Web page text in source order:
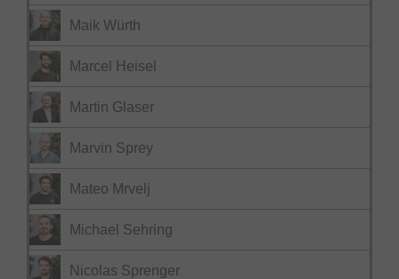
Maik Würth
Marcel Heisel
Martin Glaser
Marvin Sprey
Mateo Mrvelj
Michael Sehring
Nicolas Sprenger